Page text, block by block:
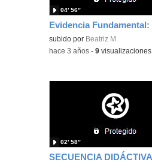
Contenido educativo.
subido por Beatriz M.
04′ 56″
-hace 3 años -9 visualizaciones
02′ 58″